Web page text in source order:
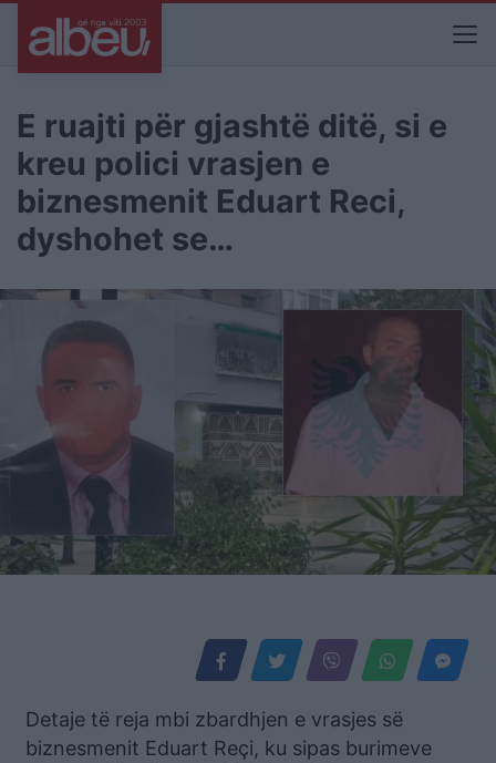
E ruajti për gjashtë ditë, si e
kreu polici vrasjen e
biznesmenit Eduart Reci,
dyshohet se…
Detaje të reja mbi zbardhjen e vrasjes së
biznesmenit Eduart Reçi, ku sipas burimeve